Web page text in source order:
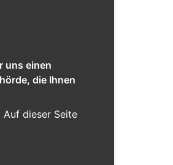
uns einen
die Ihnen
Auf dieser Seite